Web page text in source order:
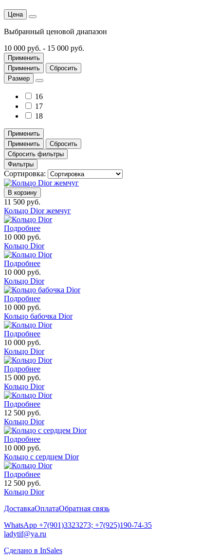
Цена
Выбранный ценовой диапазон
10 000 руб. - 15 000 руб.
Применить
Применить
Сбросить
Размер
16
17
18
Применить
Применить
Сбросить
Сбросить фильтры
Фильтры
Сортировка:
В корзину
11 500 руб.
Кольцо Dior жемчуг
Подробнее
10 000 руб.
Кольцо Dior
Подробнее
10 000 руб.
Кольцо Dior
Подробнее
10 000 руб.
Кольцо бабочка Dior
Подробнее
10 000 руб.
Кольцо Dior
Подробнее
15 000 руб.
Кольцо Dior
Подробнее
12 500 руб.
Кольцо Dior
Подробнее
10 000 руб.
Кольцо с сердцем Dior
Подробнее
12 500 руб.
Кольцо Dior
ДоставкаОплатаОбратная связь
WhatsApp +7(901)3323273; +7(925)190-74-35
ladytif@ya.ru
Сделано в InSales